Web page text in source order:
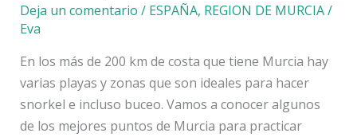
Deja un comentario / ESPAÑA, REGION DE MURCIA/
Eva
En los más de 200 km de costa que tiene Murcia hay
varias playas y zonas que son ideales para hacer
snorkel e incluso buceo. Vamos a conocer algunos
de los mejores puntos de Murcia para practicar